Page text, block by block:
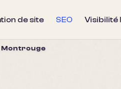
de site SEO Visibilité
Montrouge